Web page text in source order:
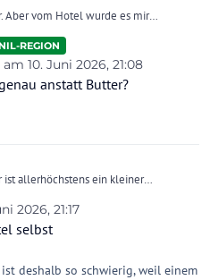
Aber vom Hotel wurde es mir
REGION
am 10. Juni 2026, 21:08
von
anstatt Butter?
ist allerhöchstens ein kleiner
des Veranstalters. Dieser hat
im
2026, 21:17
selbst
deshalb so schwierig, weil einem